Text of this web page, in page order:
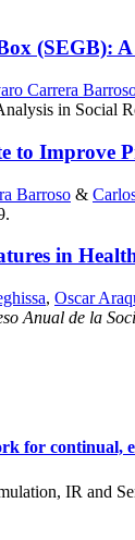
(SEGB):
Carrera
in Social
to Improve
Barroso &
in
, Oscar
Anual de la
for continual,
IR and